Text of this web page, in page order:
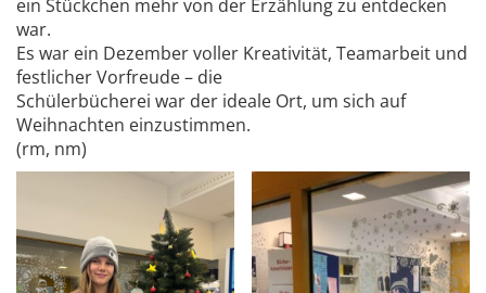
ein Stückchen mehr von der Erzählung zu entdecken
war.
Es war ein Dezember voller Kreativität, Teamarbeit und
festlicher Vorfreude – die
Schülerbücherei war der ideale Ort, um sich auf
Weihnachten einzustimmen.
(rm, nm)